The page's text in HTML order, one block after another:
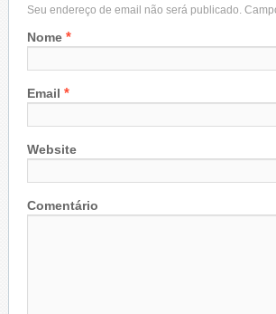
Seu endereço de email não será publicado.
Nome *
Email *
Website
Comentário